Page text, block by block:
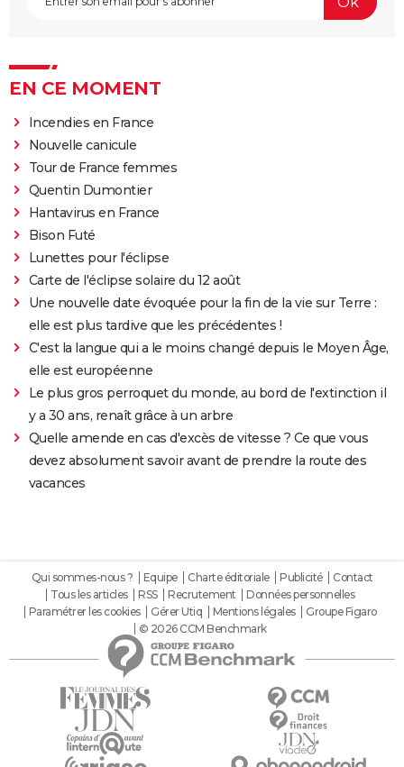
EN CE MOMENT
Incendies en France
Nouvelle canicule
Tour de France femmes
Quentin Dumontier
Hantavirus en France
Bison Futé
Lunettes pour l'éclipse
Carte de l'éclipse solaire du 12 août
Une nouvelle date évoquée pour la fin de la vie sur Terre :
elle est plus tardive que les précédentes !
C'est la langue qui a le moins changé depuis le Moyen Âge,
elle est européenne
Le plus gros perroquet du monde, au bord de l'extinction il
y a 30 ans, renaît grâce à un arbre
Quelle amende en cas d'excès de vitesse ? Ce que vous
devez absolument savoir avant de prendre la route des
vacances
Qui sommes-nous ? Equipe Charte éditoriale Publicité
Contact
Tous les articles
RSS Recrutement
Données personnelles
Paramétrer les cookies
Gérer Utiq Mentions légales
Groupe Figaro
© 2026 CCM Benchmark